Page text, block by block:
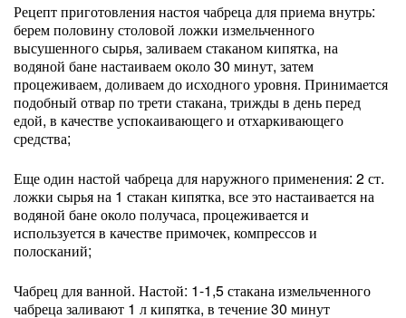
Рецепт приготовления настоя чабреца для приема внутрь:
берем половину столовой ложки измельченного
высушенного сырья, заливаем стаканом кипятка, на
водяной бане настаиваем около 30 минут, затем
процеживаем, доливаем до исходного уровня. Принимается
подобный отвар по трети стакана, трижды в день перед
едой, в качестве успокаивающего и отхаркивающего
средства;
Еще один настой чабреца для наружного применения: 2 ст.
ложки сырья на 1 стакан кипятка, все это настаивается на
водяной бане около получаса, процеживается и
используется в качестве примочек, компрессов и
полосканий;
Чабрец для ванной. Настой: 1-1,5 стакана измельченного
чабреца заливают 1 л кипятка, в течение 30 минут